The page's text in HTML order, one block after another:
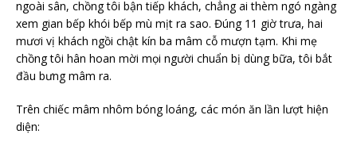
ngoài sân, chồng tôi bận tiếp khách, chẳng ai thèm ngó ngàng
xem gian bếp khói bếp mù mịt ra sao. Đúng 11 giờ trưa, hai
mươi vị khách ngồi chật kín ba mâm cỗ mượn tạm. Khi mẹ
chồng tôi hân hoan mời mọi người chuẩn bị dùng bữa, tôi bắt
đầu bưng mâm ra.
Trên chiếc mâm nhôm bóng loáng, các món ăn lần lượt hiện
diện: